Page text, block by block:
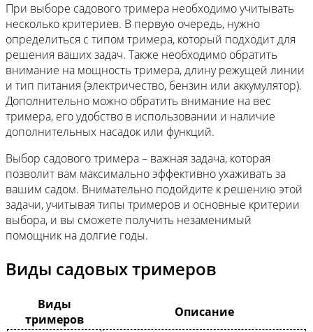
При выборе садового тримера необходимо учитывать
несколько критериев. В первую очередь, нужно
определиться с типом тримера, который подходит для
решения ваших задач. Также необходимо обратить
внимание на мощность тримера, длину режущей линии
и тип питания (электричество, бензин или аккумулятор).
Дополнительно можно обратить внимание на вес
тримера, его удобство в использовании и наличие
дополнительных насадок или функций.
Выбор садового тримера – важная задача, которая
позволит вам максимально эффективно ухаживать за
вашим садом. Внимательно подойдите к решению этой
задачи, учитывая типы тримеров и основные критерии
выбора, и вы сможете получить незаменимый
помощник на долгие годы.
Виды садовых тримеров
Виды
тримеров
Описание